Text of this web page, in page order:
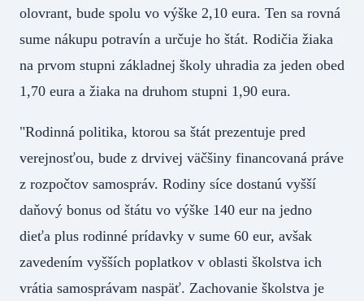
olovrant, bude spolu vo výške 2,10 eura. Ten sa rovná
sume nákupu potravín a určuje ho štát. Rodičia žiaka
na prvom stupni základnej školy uhradia za jeden obed
1,70 eura a žiaka na druhom stupni 1,90 eura.
"Rodinná politika, ktorou sa štát prezentuje pred
verejnosťou, bude z drvivej väčšiny financovaná práve
z rozpočtov samospráv. Rodiny síce dostanú vyšší
daňový bonus od štátu vo výške 140 eur na jedno
dieťa plus rodinné prídavky v sume 60 eur, avšak
zavedením vyšších poplatkov v oblasti školstva ich
vrátia samosprávam naspäť. Zachovanie školstva je